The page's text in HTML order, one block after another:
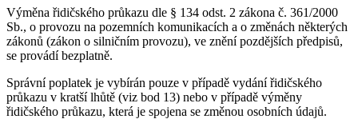
Výměna řidičského průkazu dle § 134 odst. 2 zákona č. 361/2000
Sb., o provozu na pozemních komunikacích a o změnách některých
zákonů (zákon o silničním provozu), ve znění pozdějších předpisů,
se provádí bezplatně.
Správní poplatek je vybírán pouze v případě vydání řidičského
průkazu v kratší lhůtě (viz bod 13) nebo v případě výměny
řidičského průkazu, která je spojena se změnou osobních údajů.